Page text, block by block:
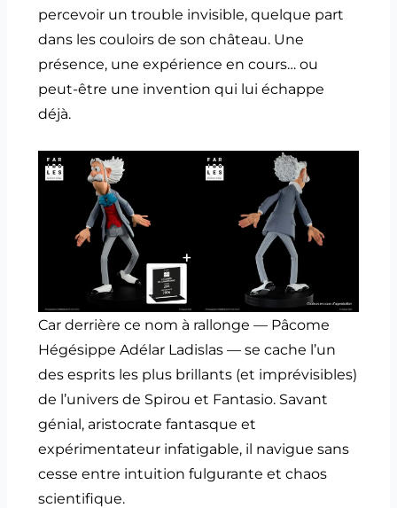
percevoir un trouble invisible, quelque part
dans les couloirs de son château. Une
présence, une expérience en cours… ou
peut-être une invention qui lui échappe
déjà.
Car derrière ce nom à rallonge — Pâcome
Hégésippe Adélar Ladislas — se cache l’un
des esprits les plus brillants (et imprévisibles)
de l’univers de Spirou et Fantasio. Savant
génial, aristocrate fantasque et
expérimentateur infatigable, il navigue sans
cesse entre intuition fulgurante et chaos
scientifique.